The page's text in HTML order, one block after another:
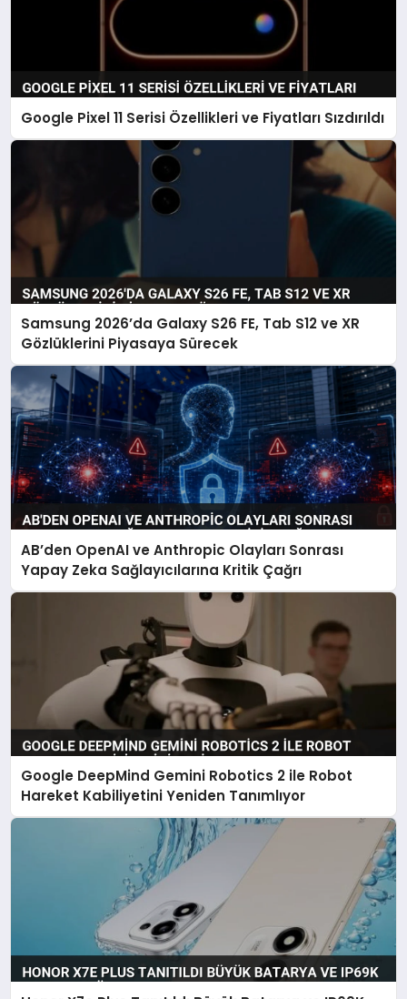
Google Pixel 11 Serisi Özellikleri ve Fiyatları Sızdırıldı
Samsung 2026’da Galaxy S26 FE, Tab S12 ve XR
Gözlüklerini Piyasaya Sürecek
AB’den OpenAI ve Anthropic Olayları Sonrası
Yapay Zeka Sağlayıcılarına Kritik Çağrı
Google DeepMind Gemini Robotics 2 ile Robot
Hareket Kabiliyetini Yeniden Tanımlıyor